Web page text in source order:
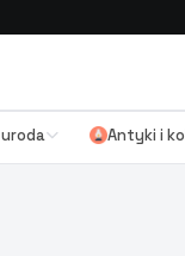
Antyki i